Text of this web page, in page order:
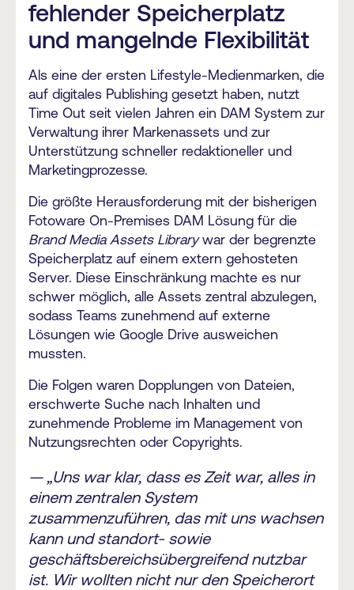
fehlender Speicherplatz
und mangelnde Flexibilität
Als eine der ersten Lifestyle-Medienmarken, die
auf digitales Publishing gesetzt haben, nutzt
Time Out seit vielen Jahren ein DAM System zur
Verwaltung ihrer Markenassets und zur
Unterstützung schneller redaktioneller und
Marketingprozesse.
Die größte Herausforderung mit der bisherigen
Fotoware On-Premises DAM Lösung für die
Brand Media Assets Librarywar der begrenzte
Speicherplatz auf einem extern gehosteten
Server. Diese Einschränkung machte es nur
schwer möglich, alle Assets zentral abzulegen,
sodass Teams zunehmend auf externe
Lösungen wie Google Drive ausweichen
mussten.
Die Folgen waren Dopplungen von Dateien,
erschwerte Suche nach Inhalten und
zunehmende Probleme im Management von
Nutzungsrechten oder Copyrights.
— „Uns war klar, dass es Zeit war, alles in
einem zentralen System
zusammenzuführen, das mit uns wachsen
kann und standort- sowie
geschäftsbereichsübergreifend nutzbar
ist. Wir wollten nicht nur den Speicherort